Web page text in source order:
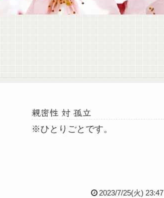
親密性 対 孤立
※ひとりごとです。
2023/7/25(火) 23:47